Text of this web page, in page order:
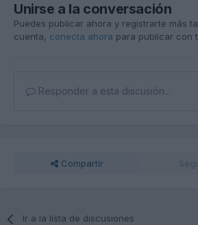
Unirse a la conversación
Puedes publicar ahora y registrarte más
cuenta, conecta ahora para publicar con
Responder a esta discusión...
Compartir
Ir a la lista de discusiones